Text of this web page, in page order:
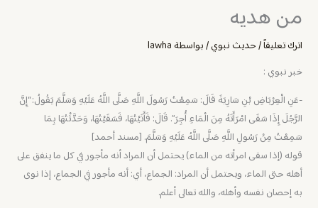
من هديه
اترك تعليقاً/حديث نبوي/ بواسطة lawha
خبر نبوي :
-عَنِ الْعِرْبَاضِ بْنِ سَارِيَةَ قَالَ: سَمِعْتُ رَسُولَ اللَّهِ صَلَّى اللَّهُ عَلَيْهِ وَسَلَّمَ يَقُولُ: “إِنَّ
الرَّجُلَ إِذَا سَقَى امْرَأَتَهُ مِنَ الْمَاءِ أُجِرَ”. قَالَ: فَأَتَيْتُهَا، فَسَقَيْتُهَا، وَحَدَّثْتُهَا بِمَا
سَمِعْتُ مِنْ رَسُولِ اللَّهِ صَلَّى اللَّهُ عَلَيْهِ وَسَلَّمَ. [مسند أحمد]
قوله (إذا سقى امرأته من الماء) يحتمل أن المراد أنه مأجور في كل ما ينفق على
أهله حتى الماء، ويحتمل أن المراد: الجماع، أي: أنه مأجور في الجماع، إذا نوى
به إحصان نفسه وأهله، والله تعالى أعلم.